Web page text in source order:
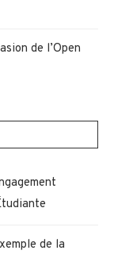
de l’Open
de la